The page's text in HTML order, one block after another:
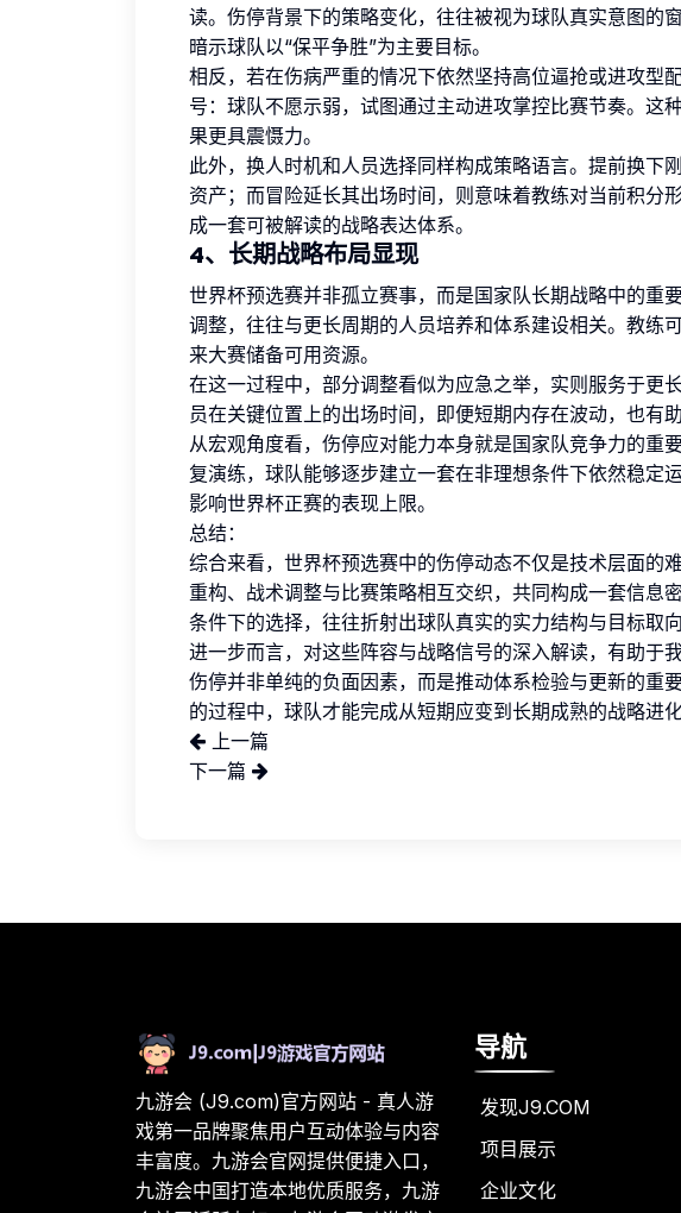
读。伤停背景下的策略变化，往往被视为球队真实意图的
暗示球队以“保平争胜”为主要目标。
相反，若在伤病严重的情况下依然坚持高位逼抢或进攻型
号：球队不愿示弱，试图通过主动进攻掌控比赛节奏。这
果更具震慑力。
此外，换人时机和人员选择同样构成策略语言。提前换下
资产；而冒险延长其出场时间，则意味着教练对当前积分
成一套可被解读的战略表达体系。
4、长期战略布局显现
世界杯预选赛并非孤立赛事，而是国家队长期战略中的重
调整，往往与更长周期的人员培养和体系建设相关。教练
来大赛储备可用资源。
在这一过程中，部分调整看似为应急之举，实则服务于更
员在关键位置上的出场时间，即便短期内存在波动，也有
从宏观角度看，伤停应对能力本身就是国家队竞争力的重
复演练，球队能够逐步建立一套在非理想条件下依然稳定
影响世界杯正赛的表现上限。
总结：
综合来看，世界杯预选赛中的伤停动态不仅是技术层面的
重构、战术调整与比赛策略相互交织，共同构成一套信息
条件下的选择，往往折射出球队真实的实力结构与目标取向
进一步而言，对这些阵容与战略信号的深入解读，有助于
伤停并非单纯的负面因素，而是推动体系检验与更新的重
的过程中，球队才能完成从短期应变到长期成熟的战略进化
上一篇
下一篇
九游会 (J9.com)官方网站 - 真人游
戏第一品牌聚焦用户互动体验与内容
丰富度。九游会官网提供便捷入口，
九游会中国打造本地优质服务，九游
导航
发现J9.COM
项目展示
企业文化